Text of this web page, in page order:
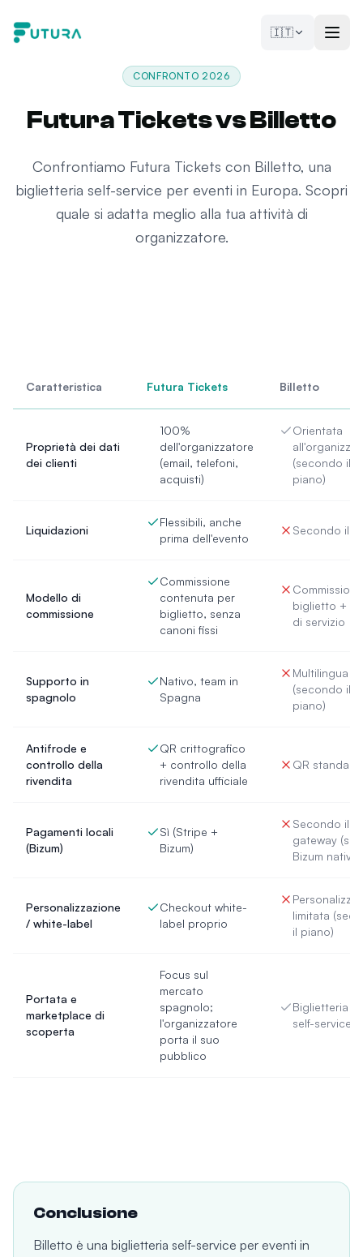
🇮🇹
CONFRONTO 2026
Futura Tickets vs Billetto
Confrontiamo Futura Tickets con Billetto, una
biglietteria self-service per eventi in Europa. Scopri
quale si adatta meglio alla tua attività di
organizzatore.
Caratteristica Futura Tickets Billetto
Proprietà dei dati
dei clienti
100%
dell'organizzatore
(email, telefoni,
acquisti)
Orientata
(secondo il
piano)
Liquidazioni
Flessibili, anche
prima dell'evento
Secondo il
Modello di
commissione
Commissione
contenuta per
biglietto, senza
canoni fissi
biglietto +
di servizio
Supporto in
spagnolo
Nativo, team in
Spagna
Multilingua
(secondo il
piano)
Antifrode e
controllo della
rivendita
QR crittografico
+ controllo della
rivendita ufficiale
QR standard
Pagamenti locali
(Bizum)
Sì (Stripe +
Bizum)
Secondo il
gateway
Bizum nativo)
Personalizzazione
/ white-label
Checkout white-
label proprio
limitata
il piano)
Portata e
marketplace di
scoperta
Focus sul
mercato
spagnolo;
l'organizzatore
porta il suo
pubblico
Biglietteria
self-service
Conclusione
Billetto è una biglietteria self-service per eventi in